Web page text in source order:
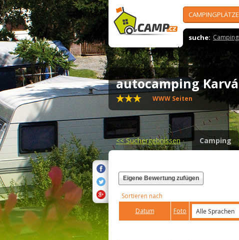
CAMPINGPLÄTZE
suche:
autocamping
WWW Seiten
<<Suchergebnissen Camping
Eigene Bewertung zufügen
Sortieren nach
Datum
Foto